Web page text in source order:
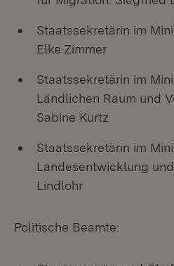
Staatssekretärin im
Elke Zimmer
Staatssekretärin im
Ländlichen Raum und
Sabine Kurtz
Staatssekretärin im
Landesentwicklung
Lindlohr
Politische Beamte: